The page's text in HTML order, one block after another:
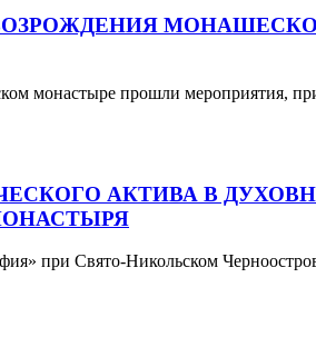
ВОЗРОЖДЕНИЯ
монастыре прошли мероприятия,
АКТИВА В
при Свято-Никольском